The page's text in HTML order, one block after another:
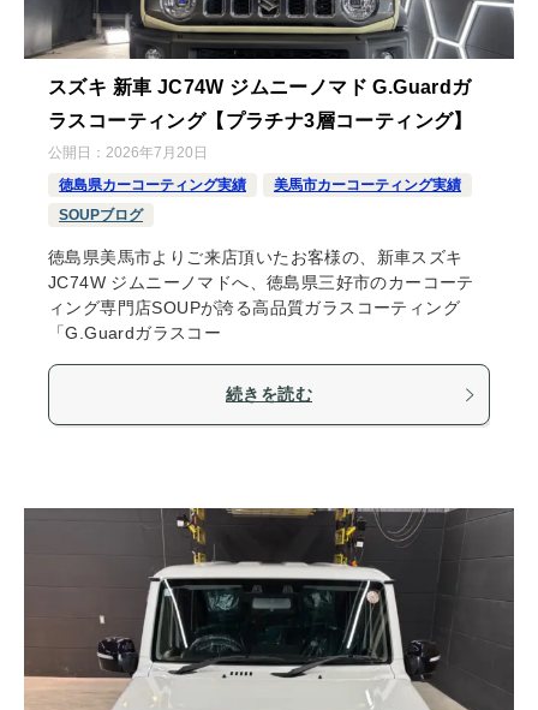
スズキ 新車 JC74W ジムニーノマド G.Guardガ
ラスコーティング【プラチナ3層コーティング】
公開日： 2026年7月20日
徳島県カーコーティング実績
美馬市カーコーティング実績
SOUPブログ
徳島県美馬市よりご来店頂いたお客様の、新車スズキ
JC74W ジムニーノマドへ、徳島県三好市のカーコーテ
ィング専門店SOUPが誇る高品質ガラスコーティング
「G.Guardガラスコー
続きを読む